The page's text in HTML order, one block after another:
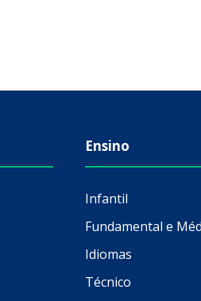
Ensino
Infantil
Fundamental e
Idiomas
Técnico